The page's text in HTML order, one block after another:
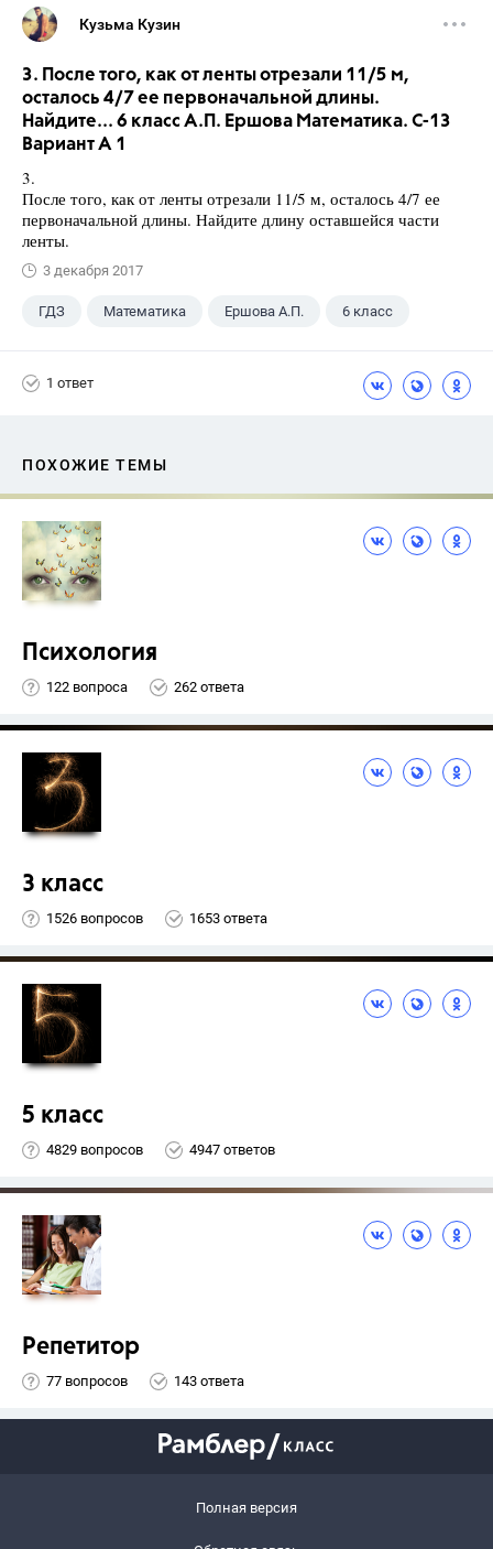
Кузьма Кузин
3. После того, как от ленты отрезали 11/5 м,
осталось 4/7 ее первоначальной длины.
Найдите... 6 класс А.П. Ершова Математика. С-13
Вариант А 1
3.
После того, как от ленты отрезали 11/5 м, осталось 4/7 ее
первоначальной длины. Найдите длину оставшейся части
ленты.
3 декабря 2017
ГДЗ Математика Ершова А.П. 6 класс
1 ответ
ПОХОЖИЕ ТЕМЫ
Психология
122 вопроса 262 ответа
3 класс
1526 вопросов 1653 ответа
5 класс
4829 вопросов 4947 ответов
Репетитор
77 вопросов 143 ответа
Полная версия